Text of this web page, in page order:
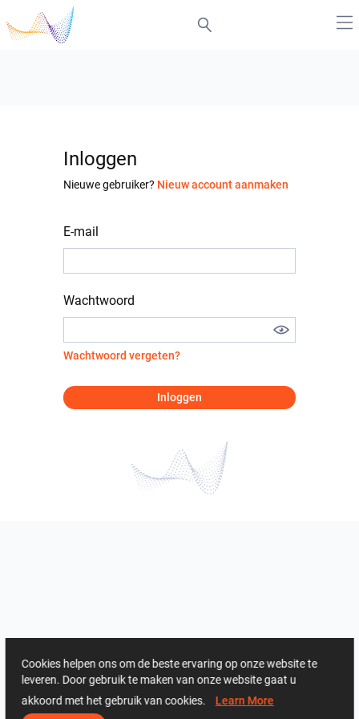
Inloggen
Nieuwe gebruiker? Nieuw account aanmaken
E-mail
Wachtwoord
Wachtwoord vergeten?
Inloggen
Cookies helpen ons om de beste ervaring op onze website te
leveren. Door gebruik te maken van onze website gaat u
akkoord met het gebruik van cookies. Learn More